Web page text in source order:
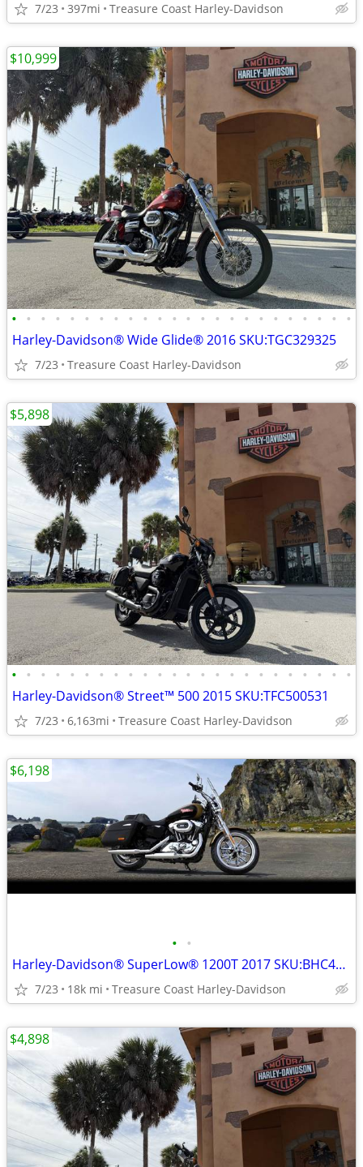
7/23 397mi Treasure Coast Harley-Davidson
• • • • • • • • • • • • • • • • • • • • • • • •
Harley-Davidson® Wide Glide® 2016 SKU:TGC329325
7/23 Treasure Coast Harley-Davidson
$10,999
• • • • • • • • • • • • • • • • • • • • • • • •
Harley-Davidson® Street™ 500 2015 SKU:TFC500531
7/23 6,163mi Treasure Coast Harley-Davidson
$5,898
• •
Harley-Davidson® SuperLow® 1200T 2017 SKU:BHC427052
7/23 18k mi Treasure Coast Harley-Davidson
$6,198
$4,898